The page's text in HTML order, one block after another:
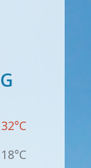
32°C
18°C